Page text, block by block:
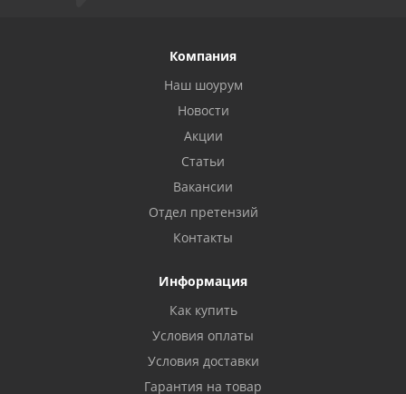
Компания
Наш шоурум
Новости
Акции
Статьи
Вакансии
Отдел претензий
Контакты
Информация
Как купить
Условия оплаты
Условия доставки
Гарантия на товар